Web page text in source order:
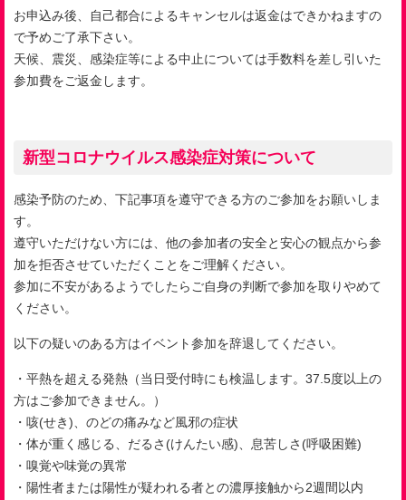
お申込み後、自己都合によるキャンセルは返金はできかねますの
で予めご了承下さい。
天候、震災、感染症等による中止については手数料を差し引いた
参加費をご返金します。
新型コロナウイルス感染症対策について
感染予防のため、下記事項を遵守できる方のご参加をお願いしま
す。
遵守いただけない方には、他の参加者の安全と安心の観点から参
加を拒否させていただくことをご理解ください。
参加に不安があるようでしたらご自身の判断で参加を取りやめて
ください。
以下の疑いのある方はイベント参加を辞退してください。
・平熱を超える発熱（当日受付時にも検温します。37.5度以上の
方はご参加できません。）
・咳(せき)、のどの痛みなど風邪の症状
・体が重く感じる、だるさ(けんたい感)、息苦しさ(呼吸困難)
・嗅覚や味覚の異常
・陽性者または陽性が疑われる者との濃厚接触から2週間以内